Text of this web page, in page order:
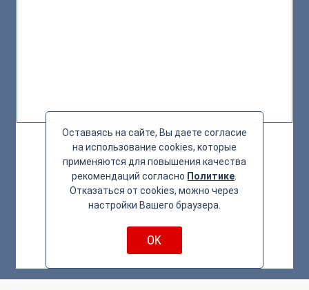
Оставаясь на сайте, Вы даете согласие
на использование cookies, которые
применяются для повышения качества
рекомендаций согласно Политике
Отказаться от cookies, можно через
настройки Вашего браузера.
OK